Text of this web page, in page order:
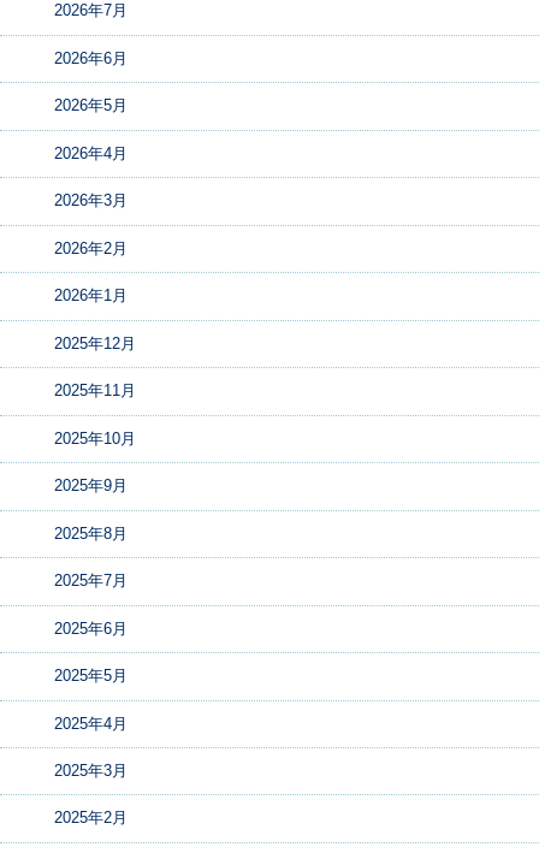
2026年7月
2026年6月
2026年5月
2026年4月
2026年3月
2026年2月
2026年1月
2025年12月
2025年11月
2025年10月
2025年9月
2025年8月
2025年7月
2025年6月
2025年5月
2025年4月
2025年3月
2025年2月